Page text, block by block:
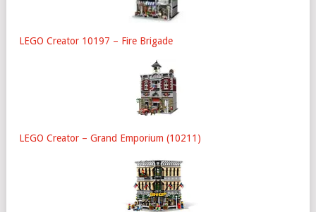
LEGO Creator 10197 – Fire Brigade
LEGO Creator – Grand Emporium (10211)